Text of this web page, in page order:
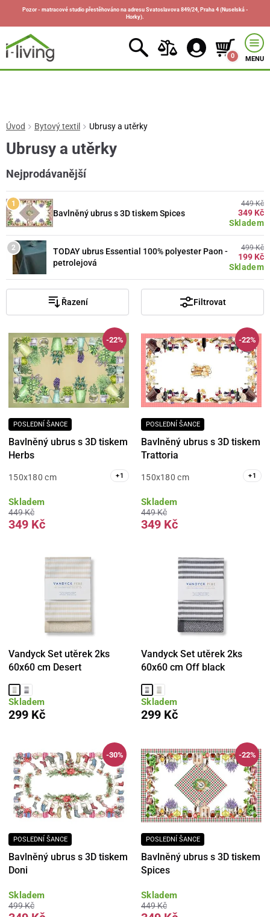
Pozor - matracové studio přestěhováno na adresu Svatoslavova 849/24, Praha 4 (Nuselská -
Horky).
0 MENU
Úvod Bytový textil Ubrusy a utěrky
Ubrusy a utěrky
Nejprodávanější
Bavlněný ubrus s 3D tiskem Spices
Skladem
449 Kč
349 Kč
TODAY ubrus Essential 100% polyester Paon -
petrolejová
Skladem
499 Kč
199 Kč
Řazení Filtrovat
-22%
POSLEDNÍ ŠANCE
Bavlněný ubrus s 3D tiskem
Herbs
150x180 cm +1
Skladem
449 Kč
349 Kč
-22%
POSLEDNÍ ŠANCE
Bavlněný ubrus s 3D tiskem
Trattoria
150x180 cm +1
Skladem
449 Kč
349 Kč
Vandyck Set utěrek 2ks
60x60 cm Desert
Skladem
299 Kč
Vandyck Set utěrek 2ks
60x60 cm Off black
Skladem
299 Kč
-30%
POSLEDNÍ ŠANCE
Bavlněný ubrus s 3D tiskem
Doni
Skladem
499 Kč
-22%
POSLEDNÍ ŠANCE
Bavlněný ubrus s 3D tiskem
Spices
Skladem
449 Kč